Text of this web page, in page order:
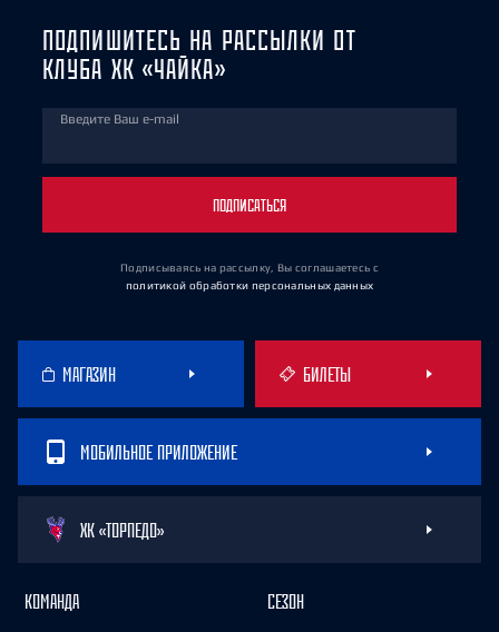
ПОДПИШИТЕСЬ НА РАССЫЛКИ ОТ
КЛУБА ХК «ЧАЙКА»
Введите Ваш e-mail
ПОДПИСАТЬСЯ
Подписываясь на рассылку, Вы соглашаетесь с
политикой обработки персональных данных
МАГАЗИН БИЛЕТЫ
МОБИЛЬНОЕ ПРИЛОЖЕНИЕ
ХК «ТОРПЕДО»
КОМАНДА СЕЗОН